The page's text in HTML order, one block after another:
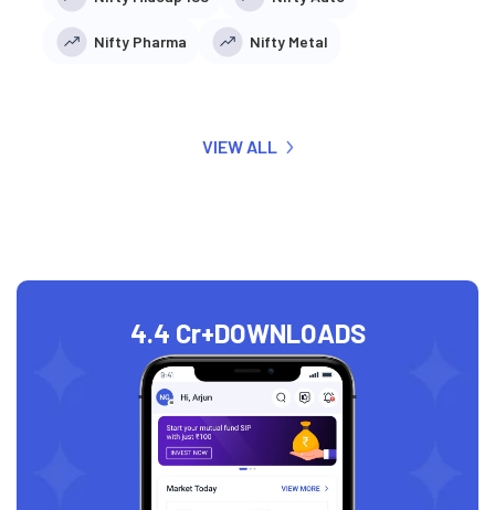
Nifty Pharma Nifty Metal
VIEW ALL
4.4 Cr+DOWNLOADS